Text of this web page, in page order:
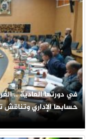
في دورتها العادية ..
حسابها الإداري